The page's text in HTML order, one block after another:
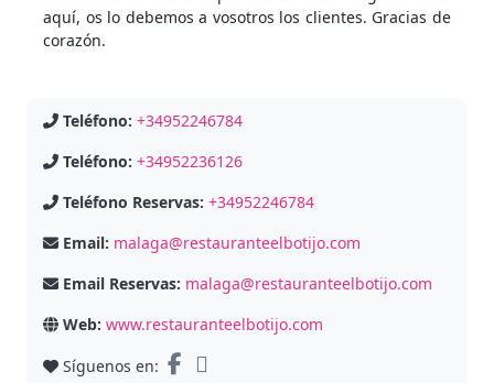
aquí, os lo debemos a vosotros los clientes. Gracias de
corazón.
Teléfono: +34952246784
Teléfono: +34952236126
Teléfono Reservas: +34952246784
Email: malaga@restauranteelbotijo.com
Email Reservas: malaga@restauranteelbotijo.com
Web: www.restauranteelbotijo.com
Síguenos en: